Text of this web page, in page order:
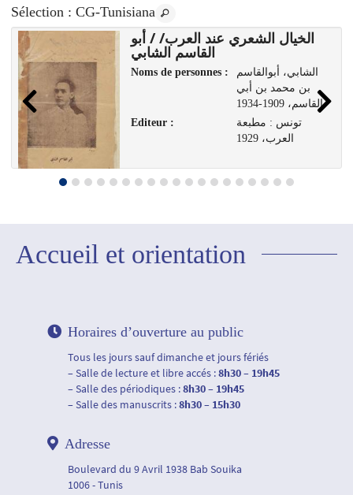
Sélection : CG-Tunisiana
الخيال الشعري عند العرب/ / أبو
القاسم الشابي
Noms de personnes :
الشابي، أبوالقاسم
بن محمد بن أبي
القاسم، 1909-1934
Editeur :
تونس : مطبعة
العرب، 1929
Accueil et orientation
Horaires d’ouverture au public
Tous les jours sauf dimanche et jours fériés
– Salle de lecture et libre accés :8h30 – 19h45
– Salle des périodiques :8h30 – 19h45
– Salle des manuscrits :8h30 – 15h30
Adresse
Boulevard du 9 Avril 1938 Bab Souika
1006 - Tunis